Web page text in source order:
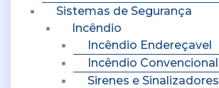
Sistemas de Segurança
Incêndio
Incêndio Endereçavel
Incêndio Convencional
Sirenes e Sinalizadores